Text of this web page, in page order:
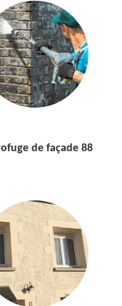
de façade 88